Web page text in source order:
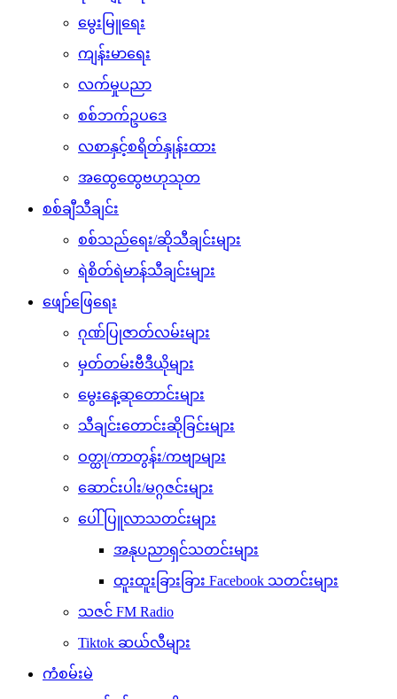
မွေးမြူရေး
ကျန်းမာရေး
လက်မှုပညာ
စစ်ဘက်ဥပဒေ
လစာနှင့်စရိတ်နှုန်းထား
အထွေထွေဗဟုသုတ
စစ်ချီသီချင်း
စစ်သည်ရေး/ဆိုသီချင်းများ
ရဲစိတ်ရဲမာန်သီချင်းများ
ဖျော်ဖြေရေး
ဂုဏ်ပြုဇာတ်လမ်းများ
မှတ်တမ်းဗီဒီယိုများ
မွေးနေ့ဆုတောင်းများ
သီချင်းတောင်းဆိုခြင်းများ
ဝတ္ထု/ကာတွန်း/ကဗျာများ
ဆောင်းပါး/မဂ္ဂဇင်းများ
ပေါ်ပြူလာသတင်းများ
အနုပညာရှင်သတင်းများ
ထူးထူးခြားခြား Facebook သတင်းများ
သဇင် FM Radio
Tiktok ဆယ်လီများ
ကံစမ်းမဲ